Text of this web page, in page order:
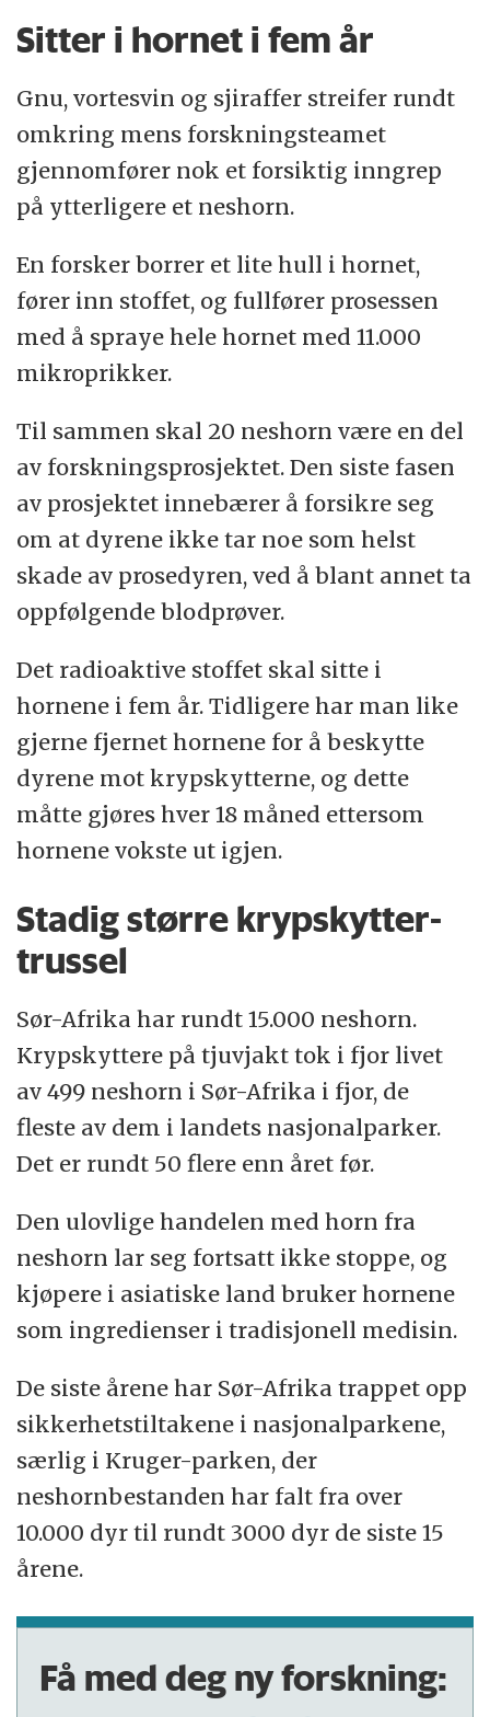
Sitter i hornet i fem år
Gnu, vortesvin og sjiraffer streifer rundt
omkring mens forskningsteamet
gjennomfører nok et forsiktig inngrep
på ytterligere et neshorn.
En forsker borrer et lite hull i hornet,
fører inn stoffet, og fullfører prosessen
med å spraye hele hornet med 11.000
mikroprikker.
Til sammen skal 20 neshorn være en del
av forskningsprosjektet. Den siste fasen
av prosjektet innebærer å forsikre seg
om at dyrene ikke tar noe som helst
skade av prosedyren, ved å blant annet ta
oppfølgende blodprøver.
Det radioaktive stoffet skal sitte i
hornene i fem år. Tidligere har man like
gjerne fjernet hornene for å beskytte
dyrene mot krypskytterne, og dette
måtte gjøres hver 18 måned ettersom
hornene vokste ut igjen.
Stadig større krypskytter-
trussel
Sør-Afrika har rundt 15.000 neshorn.
Krypskyttere på tjuvjakt tok i fjor livet
av 499 neshorn i Sør-Afrika i fjor, de
fleste av dem i landets nasjonalparker.
Det er rundt 50 flere enn året før.
Den ulovlige handelen med horn fra
neshorn lar seg fortsatt ikke stoppe, og
kjøpere i asiatiske land bruker hornene
som ingredienser i tradisjonell medisin.
De siste årene har Sør-Afrika trappet opp
sikkerhetstiltakene i nasjonalparkene,
særlig i Kruger-parken, der
neshornbestanden har falt fra over
10.000 dyr til rundt 3000 dyr de siste 15
årene.
Få med deg ny forskning: